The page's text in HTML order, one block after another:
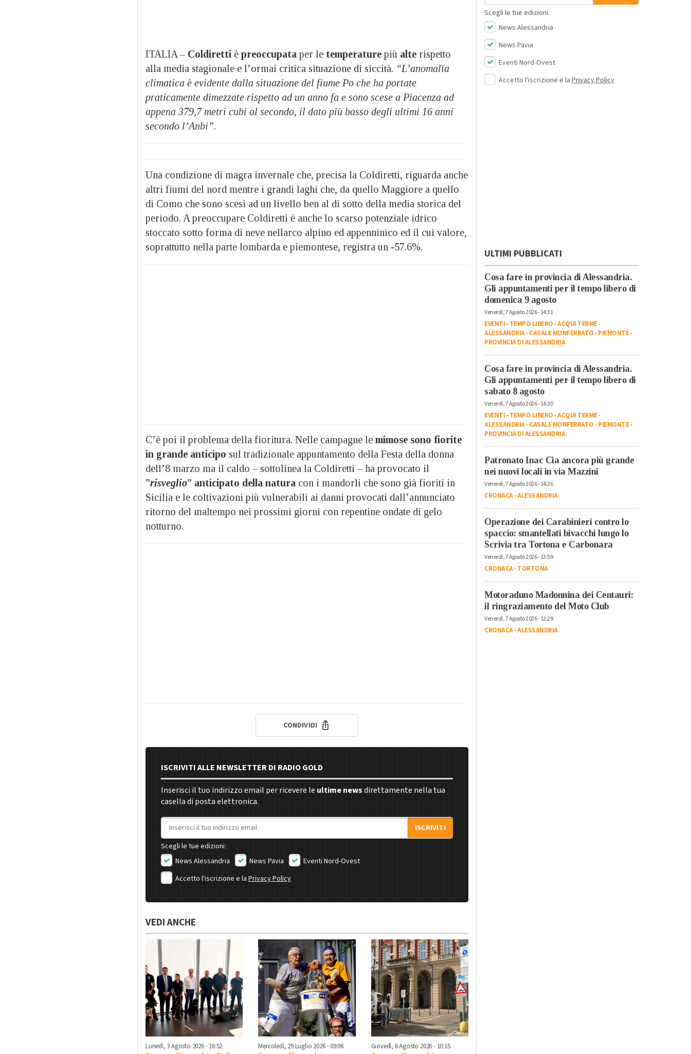
ITALIA – Coldiretti è preoccupata per le temperature più alte rispetto
alla media stagionale e l’ormai critica situazione di siccità. “L’anomalia
climatica è evidente dalla situazione del fiume Po che ha portate
praticamente dimezzate rispetto ad un anno fa e sono scese a Piacenza ad
appena 379,7 metri cubi al secondo, il dato più basso degli ultimi 16 anni
secondo l’Anbi”.
Una condizione di magra invernale che, precisa la Coldiretti, riguarda anche
altri fiumi del nord mentre i grandi laghi che, da quello Maggiore a quello
di Como che sono scesi ad un livello ben al di sotto della media storica del
periodo. A preoccupare Coldiretti è anche lo scarso potenziale idrico
stoccato sotto forma di neve nellarco alpino ed appenninico ed il cui valore,
soprattutto nella parte lombarda e piemontese, registra un -57.6%.
C’è poi il problema della fioritura. Nelle campagne le mimose sono fiorite
in grande anticipo sul tradizionale appuntamento della Festa della donna
dell’8 marzo ma il caldo – sottolinea la Coldiretti – ha provocato il
”risveglio” anticipato della natura con i mandorli che sono già fioriti in
Sicilia e le coltivazioni più vulnerabili ai danni provocati dall’annunciato
ritorno del maltempo nei prossimi giorni con repentine ondate di gelo
notturno.
CONDIVIDI
ISCRIVITI ALLE NEWSLETTER DI RADIO GOLD
Inserisci il tuo indirizzo email per ricevere le ultime newsdirettamente nella tua
casella di posta elettronica.
Indirizzo email
ISCRIVITI
Scegli le tue edizioni:
News Alessandria
News Pavia
Eventi Nord-Ovest
Accetto l'iscrizione e la Privacy Policy
VEDI ANCHE
Lunedì, 3 Agosto 2026 - 16:52
Mercoledì, 29 Luglio 2026 - 09:06
Giovedì, 6 Agosto 2026 - 10:15
Scegli le tue edizioni:
News Alessandria
News Pavia
Eventi Nord-Ovest
Accetto l'iscrizione e la Privacy Policy
ULTIMI PUBBLICATI
Cosa fare in provincia di Alessandria.
Gli appuntamenti per il tempo libero di
domenica 9 agosto
Venerdì, 7 Agosto 2026 - 14:31
EVENTI-TEMPO LIBERO-ACQUI TERME-
ALESSANDRIA-CASALE MONFERRATO-PIEMONTE-
PROVINCIA DI ALESSANDRIA
Cosa fare in provincia di Alessandria.
Gli appuntamenti per il tempo libero di
sabato 8 agosto
Venerdì, 7 Agosto 2026 - 14:30
EVENTI-TEMPO LIBERO-ACQUI TERME-
ALESSANDRIA-CASALE MONFERRATO-PIEMONTE-
PROVINCIA DI ALESSANDRIA
Patronato Inac Cia ancora più grande
nei nuovi locali in via Mazzini
Venerdì, 7 Agosto 2026 - 14:26
CRONACA-ALESSANDRIA
Operazione dei Carabinieri contro lo
spaccio: smantellati bivacchi lungo lo
Scrivia tra Tortona e Carbonara
Venerdì, 7 Agosto 2026 - 13:59
CRONACA-TORTONA
Motoraduno Madonnina dei Centauri:
il ringraziamento del Moto Club
Venerdì, 7 Agosto 2026 - 12:29
CRONACA-ALESSANDRIA